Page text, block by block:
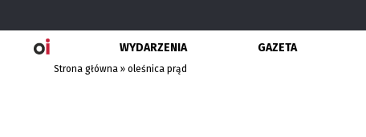
WYDARZENIA GAZETA
Strona główna »oleśnica prąd